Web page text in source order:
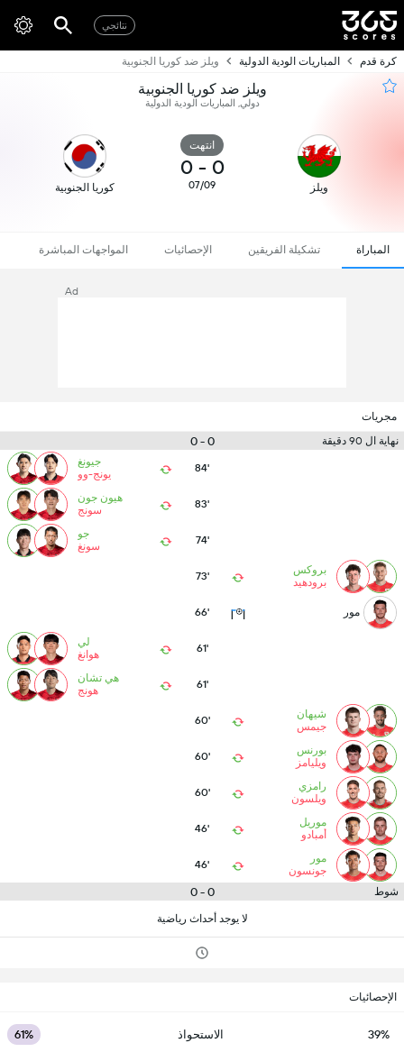
نتائجي
كرة قدم المباريات الودية الدولية ويلز ضد كوريا الجنوبية
ويلز ضد كوريا الجنوبية
دولي, المباريات الودية الدولية
ويلز
انتهت
0
-
0
07/09 كوريا الجنوبية
المباراة تشكيلة الفريقين الإحصائيات المواجهات المباشرة
Ad
مجريات
نهاية ال 90 دقيقة
0 - 0
84'
جيونغ
يونج-وو
83'
هيون جون
سونج
74'
جو
سونغ
بروكس
برودهيد
73'
مور 66'
61'
لي
هوانغ
61'
هي تشان
هونج
شيهان
جيمس
60'
بورنس
ويليامز
60'
رامزي
ويلسون
60'
موريل
أمبادو
46'
مور
جونسون
46'
شوط 0 - 0
لا يوجد أحداث رياضية
الإحصائيات
39% الاستحواذ 61%